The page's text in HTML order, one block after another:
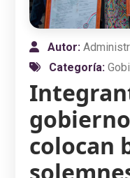
Autor:
Categoría:
colocan